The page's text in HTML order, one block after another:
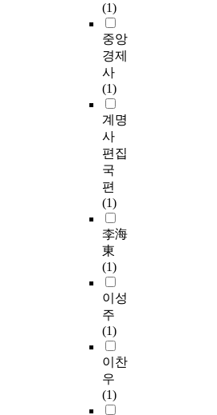
(1)
중앙
경제
사
(1)
계명
사
편집
국
편
(1)
李海
東
(1)
이성
주
(1)
이찬
우
(1)